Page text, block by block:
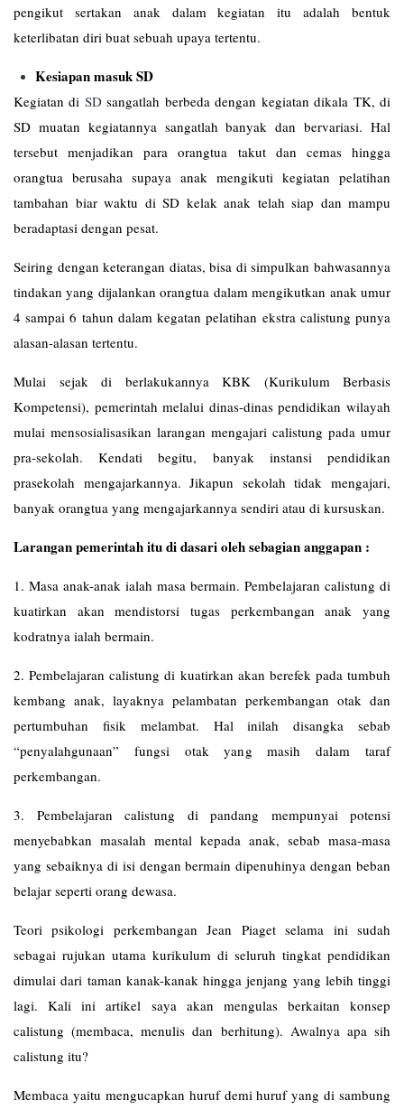
pengikut sertakan anak dalam kegiatan itu adalah bentuk
keterlibatan diri buat sebuah upaya tertentu.
Kesiapan masuk SD
Kegiatan di SDsangatlah berbeda dengan kegiatan dikala TK, di
SD muatan kegiatannya sangatlah banyak dan bervariasi. Hal
tersebut menjadikan para orangtua takut dan cemas hingga
orangtua berusaha supaya anak mengikuti kegiatan pelatihan
tambahan biar waktu di SD kelak anak telah siap dan mampu
beradaptasi dengan pesat.
Seiring dengan keterangan diatas, bisa di simpulkan bahwasannya
tindakan yang dijalankan orangtua dalam mengikutkan anak umur
4 sampai 6 tahun dalam kegatan pelatihan ekstra calistung punya
alasan-alasan tertentu.
Mulai sejak di berlakukannya KBK (Kurikulum Berbasis
Kompetensi), pemerintah melalui dinas-dinas pendidikan wilayah
mulai mensosialisasikan larangan mengajari calistung pada umur
pra-sekolah. Kendati begitu, banyak instansi pendidikan
prasekolah mengajarkannya. Jikapun sekolah tidak mengajari,
banyak orangtua yang mengajarkannya sendiri atau di kursuskan.
Larangan pemerintah itu di dasari oleh sebagian anggapan :
1. Masa anak-anak ialah masa bermain. Pembelajaran calistung di
kuatirkan akan mendistorsi tugas perkembangan anak yang
kodratnya ialah bermain.
2. Pembelajaran calistung di kuatirkan akan berefek pada tumbuh
kembang anak, layaknya pelambatan perkembangan otak dan
pertumbuhan fisik melambat. Hal inilah disangka sebab
“penyalahgunaan” fungsi otak yang masih dalam taraf
perkembangan.
3. Pembelajaran calistung di pandang mempunyai potensi
menyebabkan masalah mental kepada anak, sebab masa-masa
yang sebaiknya di isi dengan bermain dipenuhinya dengan beban
belajar seperti orang dewasa.
Teori psikologi perkembangan Jean Piaget selama ini sudah
sebagai rujukan utama kurikulum di seluruh tingkat pendidikan
dimulai dari taman kanak-kanak hingga jenjang yang lebih tinggi
lagi. Kali ini artikel saya akan mengulas berkaitan konsep
calistung (membaca, menulis dan berhitung). Awalnya apa sih
calistung itu?
Membaca yaitu mengucapkan huruf demi huruf yang di sambung